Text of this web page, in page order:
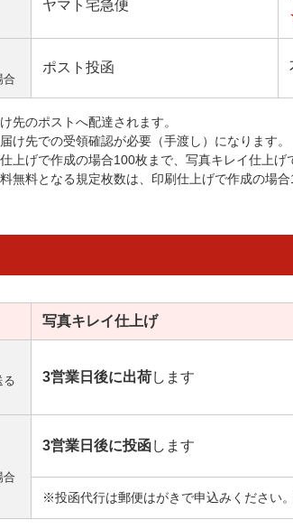
ヤマト宅急便
合
ポスト投函
先のポストへ配達されます。
け先での受領確認が必要（手渡し）になります。
上げで作成の場合100枚まで、写真キレイ仕上げ
無料となる規定枚数は、印刷仕上げで作成の場
写真キレイ仕上げ
る
3営業日後に出荷します
合
3営業日後に投函します
※投函代行は郵便はがきで申込みください